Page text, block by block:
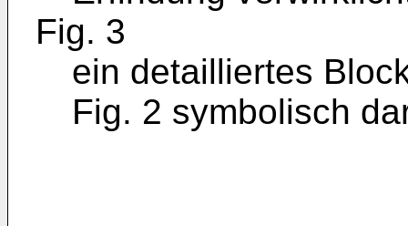
Fig. 3
ein detailliertes
Fig. 2 symbolisch